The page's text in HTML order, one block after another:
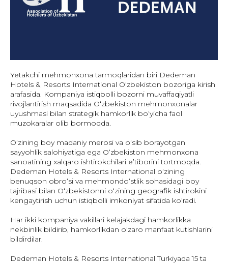
Yetakchi mehmonxona tarmoqlaridan biri Dedeman
Hotels & Resorts International O‘zbekiston bozoriga kirish
arafasida. Kompaniya istiqbolli bozorni muvaffaqiyatli
rivojlantirish maqsadida O‘zbekiston mehmonxonalar
uyushmasi bilan strategik hamkorlik bo‘yicha faol
muzokaralar olib bormoqda.
O‘zining boy madaniy merosi va o‘sib borayotgan
sayyohlik salohiyatiga ega O‘zbekiston mehmonxona
sanoatining xalqaro ishtirokchilari e’tiborini tortmoqda.
Dedeman Hotels & Resorts International o‘zining
benuqson obro‘si va mehmondo‘stlik sohasidagi boy
tajribasi bilan O‘zbekistonni o‘zining geografik ishtirokini
kengaytirish uchun istiqbolli imkoniyat sifatida ko‘radi.
Har ikki kompaniya vakillari kelajakdagi hamkorlikka
nekbinlik bildirib, hamkorlikdan o‘zaro manfaat kutishlarini
bildirdilar.
Dedeman Hotels & Resorts International Turkiyada 15 ta